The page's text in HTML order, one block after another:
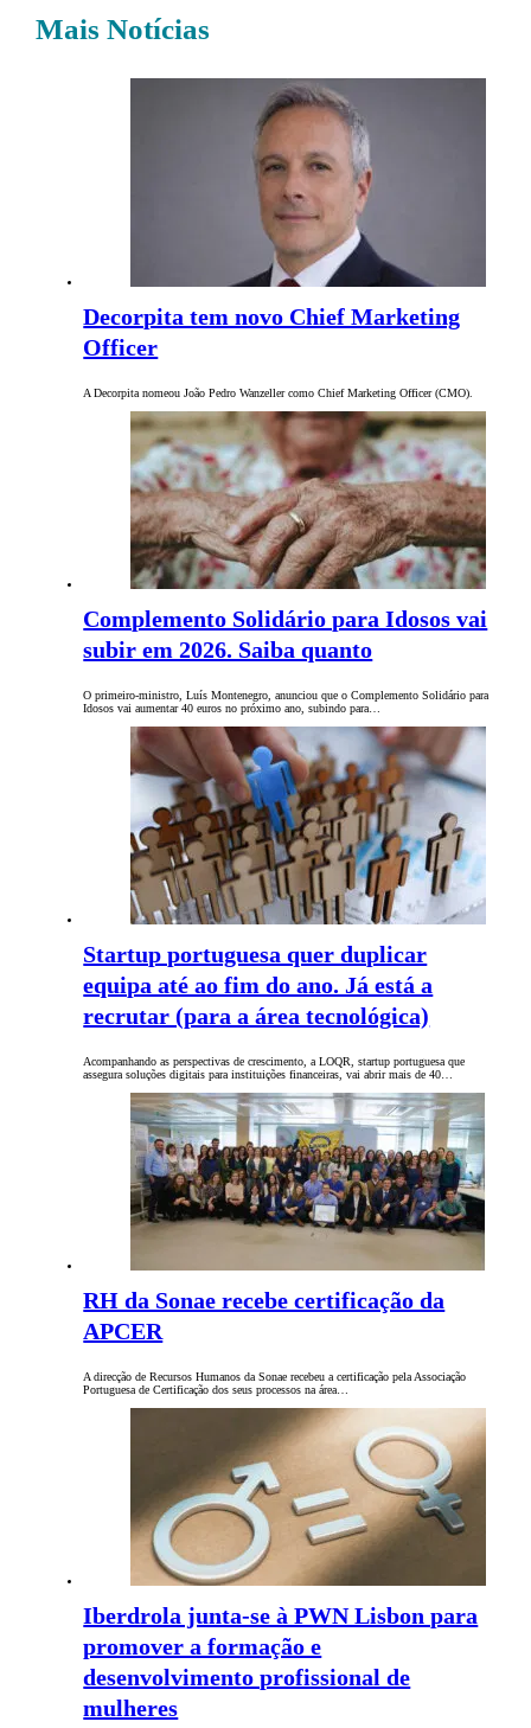
Mais Notícias
Decorpita tem novo Chief Marketing
Officer
A Decorpita nomeou João Pedro Wanzeller como Chief Marketing Officer (CMO).
Complemento Solidário para Idosos vai
subir em 2026. Saiba quanto
O primeiro-ministro, Luís Montenegro, anunciou que o Complemento Solidário para
Idosos vai aumentar 40 euros no próximo ano, subindo para…
Startup portuguesa quer duplicar
equipa até ao fim do ano. Já está a
recrutar (para a área tecnológica)
Acompanhando as perspectivas de crescimento, a LOQR, startup portuguesa que
assegura soluções digitais para instituições financeiras, vai abrir mais de 40…
RH da Sonae recebe certificação da
APCER
A direcção de Recursos Humanos da Sonae recebeu a certificação pela Associação
Portuguesa de Certificação dos seus processos na área…
Iberdrola junta-se à PWN Lisbon para
promover a formação e
desenvolvimento profissional de
mulheres